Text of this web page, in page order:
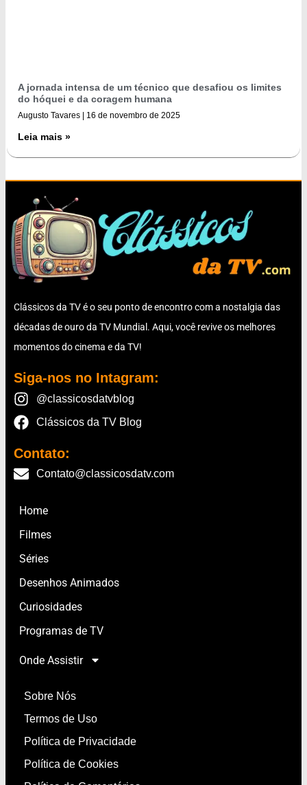
A jornada intensa de um técnico que desafiou os limites
do hóquei e da coragem humana
Augusto Tavares 16 de novembro de 2025
Leia mais »
Clássicos da TV é o seu ponto de encontro com a nostalgia das
décadas de ouro da TV Mundial. Aqui, você revive os melhores
momentos do cinema e da TV!
Siga-nos no Intagram:
@classicosdatvblog
Clássicos da TV Blog
Contato:
Contato@classicosdatv.com
Home
Filmes
Séries
Desenhos Animados
Curiosidades
Programas de TV
Onde Assistir
Sobre Nós
Termos de Uso
Política de Privacidade
Política de Cookies